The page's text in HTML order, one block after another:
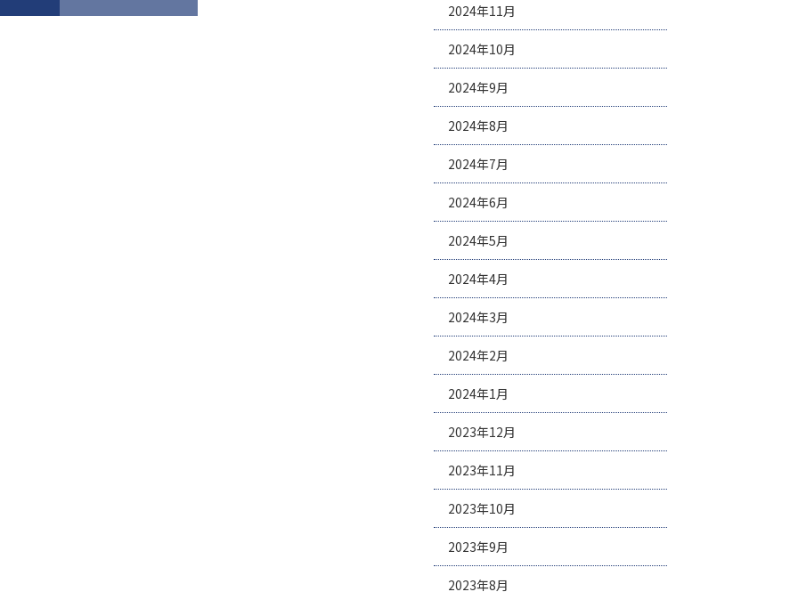
2024年11月
2024年10月
2024年9月
2024年8月
2024年7月
2024年6月
2024年5月
2024年4月
2024年3月
2024年2月
2024年1月
2023年12月
2023年11月
2023年10月
2023年9月
2023年8月